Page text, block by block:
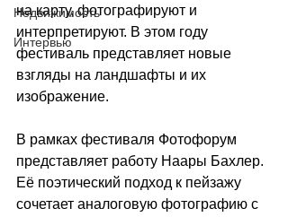
Недвижимость
Интервью
на карту, фотографируют и
интерпретируют. В этом году
фестиваль представляет новые
взгляды на ландшафты и их
изображение.
В рамках фестиваля Фотофорум
представляет работу Наары Бахлер.
Её поэтический подход к пейзажу
сочетает аналоговую фотографию с